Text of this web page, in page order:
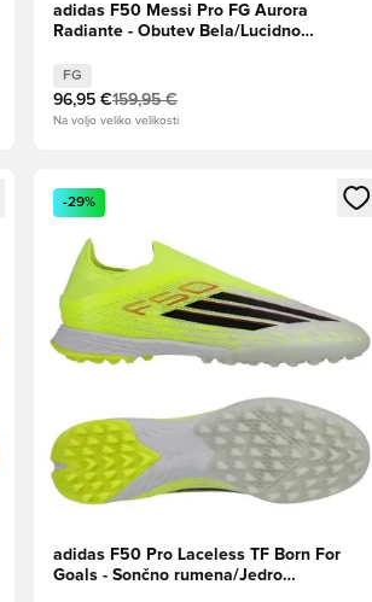
adidas F50 Messi Pro FG Aurora
Radiante - Obutev Bela/Lucidno
FG
96,95 €159,95 €
Na voljo veliko velikosti
Odpre Modal za prijavo ali vpis kot član
-29%
adidas F50 Pro Laceless TF Born For
Goals - Sončno rumena/Jedro